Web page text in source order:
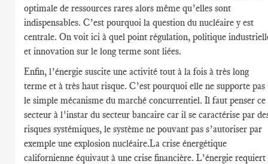
optimale de ressources rares alors même qu’elles sont
indispensables. C’est pourquoi la question du nucléaire y est
centrale. On voit ici à quel point régulation, politique
et innovation sur le long terme sont liées.
Enfin, l’énergie suscite une activité tout à la fois à très long
terme et à très haut risque. C’est pourquoi elle ne supporte pas
le simple mécanisme du marché concurrentiel. Il faut penser ce
secteur à l’instar du secteur bancaire car il se caractérise par
risques systémiques, le système ne pouvant pas s’autoriser par
exemple une explosion nucléaire.La crise énergétique
californienne équivaut à une crise financière. L’énergie requiert